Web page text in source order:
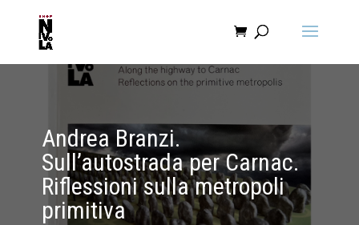
Andrea Branzi.
Sull’autostrada per Carnac.
Riflessioni sulla metropoli
primitiva